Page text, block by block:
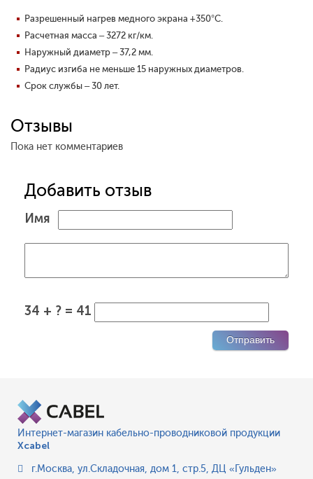
Разрешенный нагрев медного экрана +350°С.
Расчетная масса – 3272 кг/км.
Наружный диаметр – 37,2 мм.
Радиус изгиба не меньше 15 наружных диаметров.
Срок службы – 30 лет.
Отзывы
Пока нет комментариев
Добавить отзыв
Имя
34 + ? = 41
Интернет-магазин кабельно-проводниковой продукции
Xcabel
г.Москва, ул.Складочная, дом 1, стр.5, ДЦ «Гульден»